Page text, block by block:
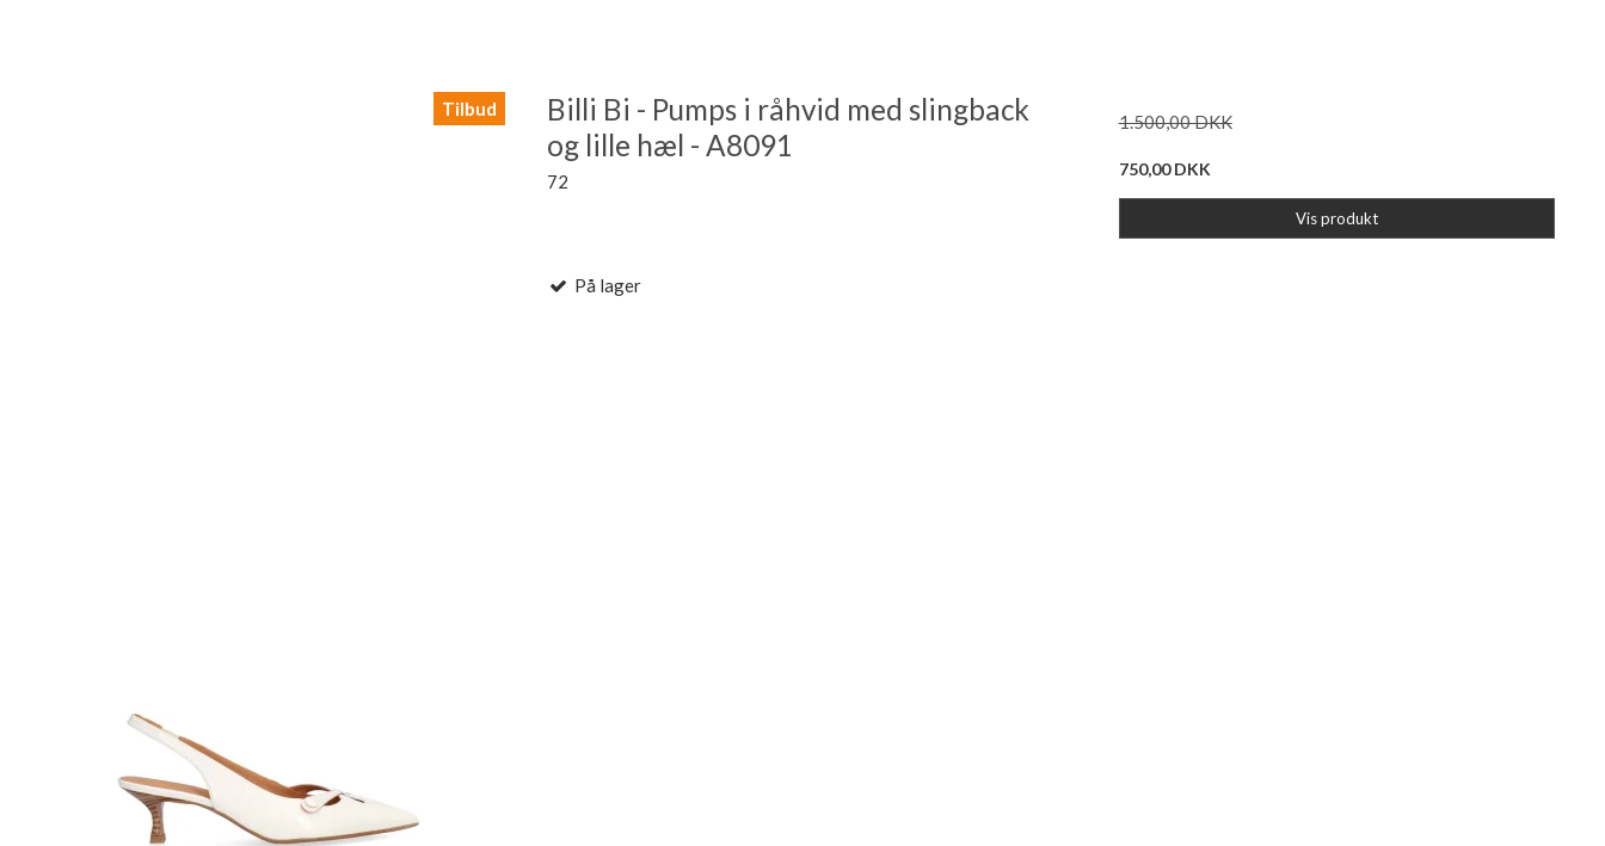
Tilbud
Billi Bi - Pumps i råhvid med slingback
og lille hæl - A8091
72
På lager
1.500,00 DKK
750,00 DKK
Vis produkt